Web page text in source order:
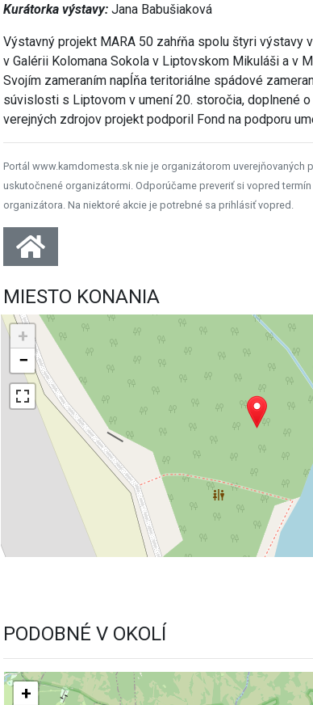
Kurátorka výstavy:Jana Babušiaková
Výstavný projekt MARA 50 zahŕňa spolu štyri výstavy
v Galérii Kolomana Sokola v Liptovskom Mikuláši a v
Svojím zameraním napĺňa teritoriálne spádové
súvislosti s Liptovom v umení 20. storočia, doplnené
verejných zdrojov projekt podporil Fond na podporu
Portál www.kamdomesta.sk nie je organizátorom
uskutočnené organizátormi. Odporúčame preveriť si vopred
organizátora. Na niektoré akcie je potrebné sa prihlásiť vopred.
MIESTO KONANIA
+
−
PODOBNÉ V OKOLÍ
+